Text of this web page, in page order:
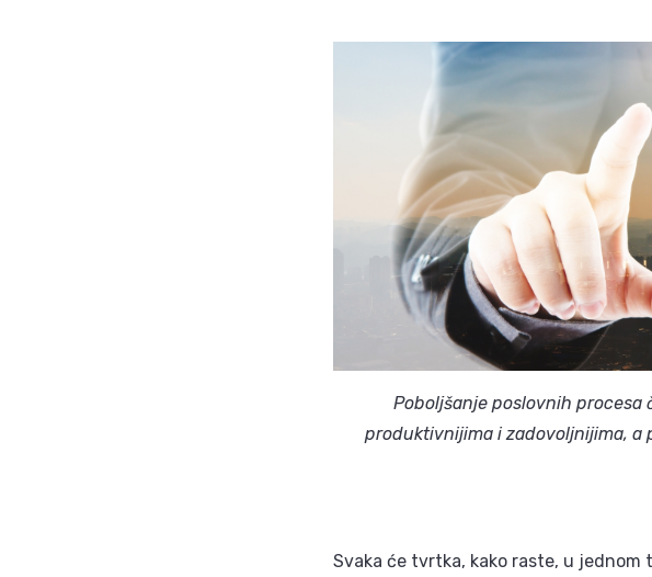
Poboljšanje poslovnih procesa
produktivnijima i zadovoljnijima, a
Svaka će tvrtka, kako raste, u